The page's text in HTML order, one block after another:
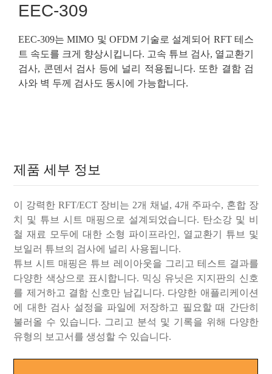
EEC-309
EEC-309는 MIMO 및 OFDM 기술로 설계되어 RFT 테스
트 속도를 크게 향상시킵니다. 고속 튜브 검사, 열교환기
검사, 콘덴서 검사 등에 널리 적용됩니다. 또한 결함 검
사와 벽 두께 검사도 동시에 가능합니다.
제품 세부 정보
이 강력한 RFT/ECT 장비는 2개 채널, 4개 주파수, 혼합 장
치 및 튜브 시트 매핑으로 설계되었습니다. 탄소강 및 비
철 재료 모두에 대한 소형 파이프라인, 열교환기 튜브 및
보일러 튜브의 검사에 널리 사용됩니다.
튜브 시트 매핑은 튜브 레이아웃을 그리고 테스트 결과를
다양한 색상으로 표시합니다. 믹싱 유닛은 지지판의 신호
를 제거하고 결함 신호만 남깁니다. 다양한 애플리케이션
에 대한 검사 설정을 파일에 저장하고 필요할 때 간단히
불러올 수 있습니다. 그리고 분석 및 기록을 위해 다양한
유형의 보고서를 생성할 수 있습니다.